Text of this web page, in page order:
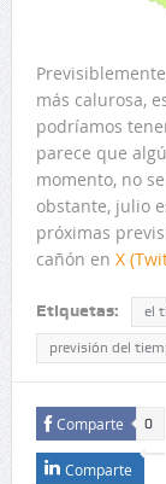
más calurosa,
podríamos
parece que
momento, no
obstante, julio
próximas
cañón en X
Etiquetas: el
previsión del
Comparte 0
Comparte